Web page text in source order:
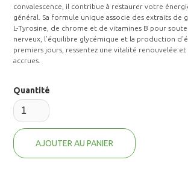
convalescence, il contribue à restaurer votre
général. Sa formule unique associe des extraits de
L-Tyrosine, de chrome et de vitamines B pour
nerveux, l’équilibre glycémique et la production
premiers jours, ressentez une vitalité renouvelée
accrues.
Quantité